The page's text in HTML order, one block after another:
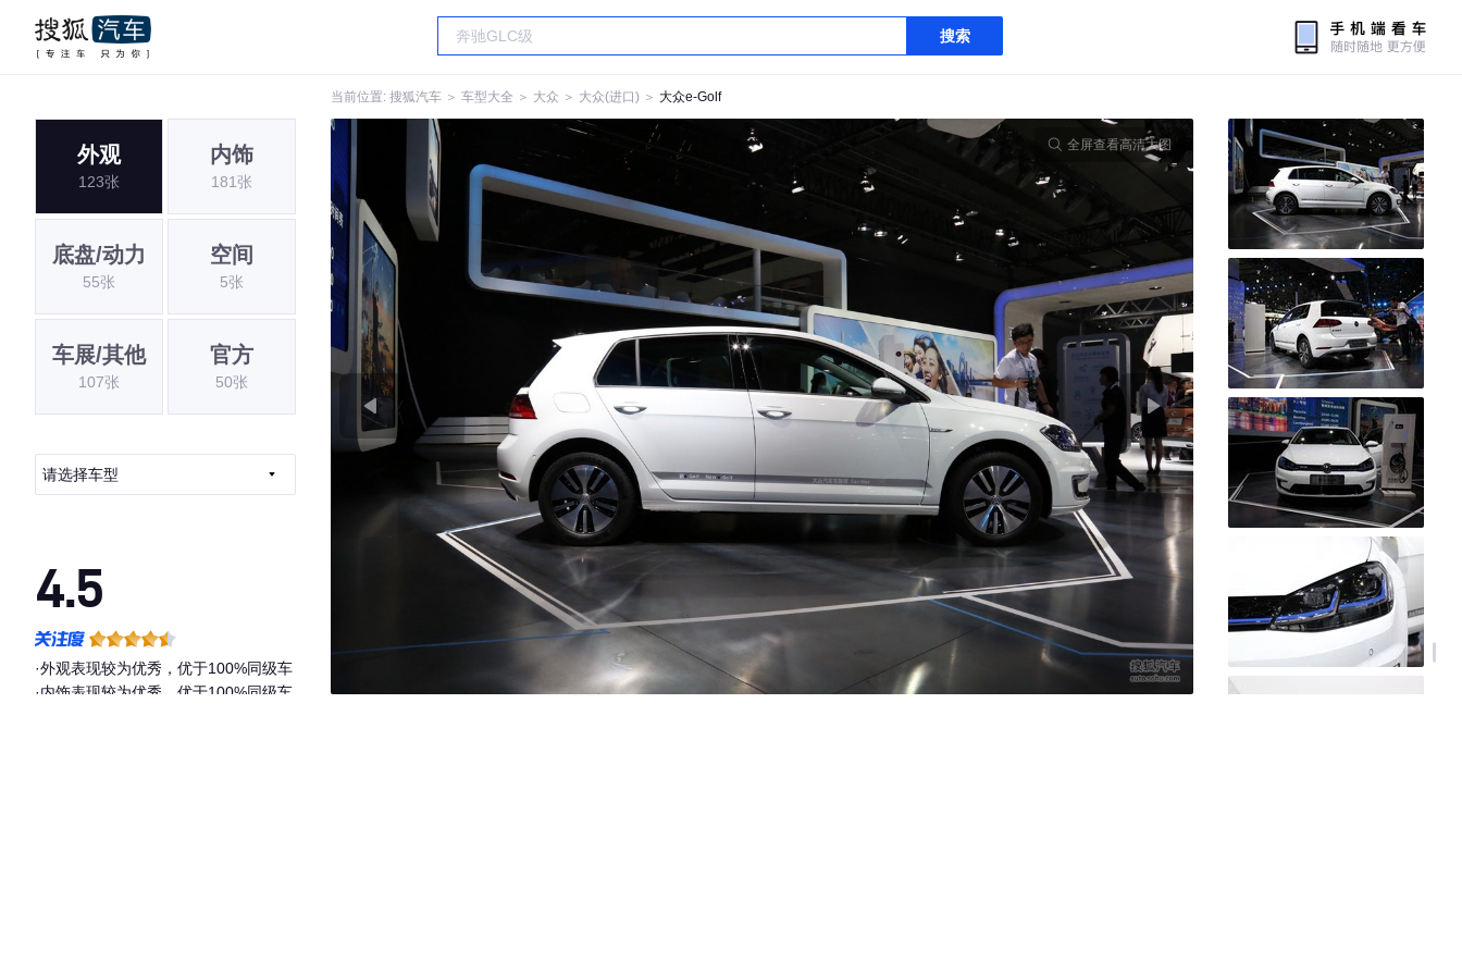
搜索
当前位置: 搜狐汽车 ＞ 车型大全 ＞ 大众 ＞ 大众(进口) ＞ 大众e-Golf
外观
123张
内饰
181张
底盘/动力
55张
空间
5张
车展/其他
107张
官方
50张
请选择车型
4.5
·外观表现较为优秀，优于100%同级车
·内饰表现较为优秀，优于100%同级车
全屏查看高清大图